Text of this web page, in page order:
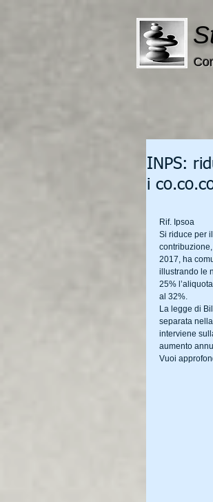
INPS:
i
Rif. Ipsoa
Si riduce per
2017, ha
illustrando le
25%
al 32%.
La legge di
separata
interviene
aumento
Vuoi